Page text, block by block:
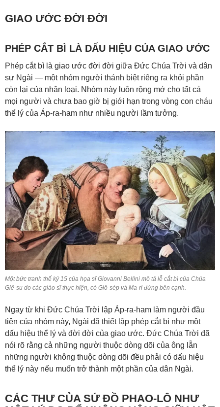
GIAO ƯỚC ĐỜI ĐỜI
PHÉP CẮT BÌ LÀ DẤU HIỆU CỦA GIAO ƯỚC
Phép cắt bì là giao ước đời đời giữa Đức Chúa Trời và dân
sự Ngài — một nhóm người thánh biệt riêng ra khỏi phần
còn lại của nhân loại. Nhóm này luôn rộng mở cho tất cả
mọi người và chưa bao giờ bị giới hạn trong vòng con cháu
thể lý của Áp-ra-ham như nhiều người lầm tưởng.
Một bức tranh thế kỷ 15 của họa sĩ Giovanni Bellini mô tả lễ cắt bì của Chúa
Giê-su do các giáo sĩ thực hiện, có Giô-sép và Ma-ri đứng bên cạnh.
Ngay từ khi Đức Chúa Trời lập Áp-ra-ham làm người đầu
tiên của nhóm này, Ngài đã thiết lập phép cắt bì như một
dấu hiệu thể lý và đời đời của giao ước. Đức Chúa Trời đã
nói rõ rằng cả những người thuộc dòng dõi của ông lẫn
những người không thuộc dòng dõi đều phải có dấu hiệu
thể lý này nếu muốn trở thành một phần của dân Ngài.
CÁC THƯ CỦA SỨ ĐỒ PHAO-LÔ NHƯ